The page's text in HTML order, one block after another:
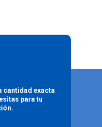
cantidad exacta
para tu